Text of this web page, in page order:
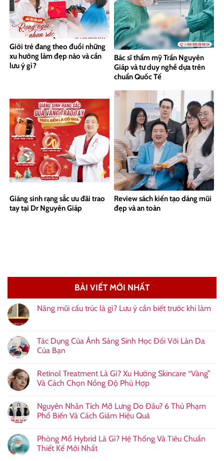
Giới trẻ đang theo đuổi những
xu hướng làm đẹp nào và cần
lưu ý gì?
Bác sĩ thẩm mỹ Trần Nguyên
Giáp và tư duy nghề dựa trên
chuẩn Quốc Tế
Giáng sinh rạng sắc ưu đãi trao
tay tại Dr Nguyên Giáp
Review sách kiến tạo dáng mũi
đẹp và an toàn
BÀI VIẾT MỚI NHẤT
Nâng mũi cấu trúc là gì? Lưu ý cần biết trước khi làm
Tác Dụng Của Ánh Sáng Sinh Học Đối Với Làn Da
Của Bạn
Retinol Treatment Là Gì? Xu Hướng Skincare “Vàng”
Và Cách Chọn Nồng Độ Phù Hợp
Nguyên Nhân Tích Mỡ Lưng Do Đâu? 6 Thủ Phạm
Phổ Biến Và Cách Giảm Hiệu Quả
Phòng Mổ Hybrid Là Gì? Hệ Thống Và Tiêu Chuẩn
Thiết Kế Mới Nhất